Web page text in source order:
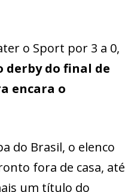
o Sport por 3 a 0,
derby do final de
encara o
do Brasil, o elenco
fora de casa, até
um título do